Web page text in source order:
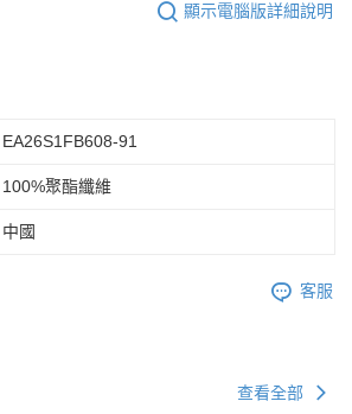
顯示電腦版詳細說明
EA26S1FB608-91
100%聚酯纖維
中國
客服
查看全部